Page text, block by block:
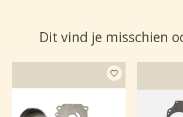
Dit vind je misschien
Items van productcarrousel